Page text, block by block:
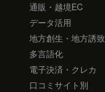
通販・越境EC
データ活用
地方創生・地方誘致
多言語化
電子決済・クレカ
口コミサイト別